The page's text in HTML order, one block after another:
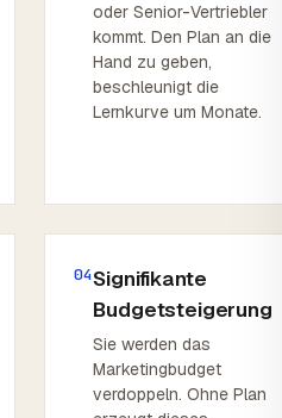
oder Senior-Vertriebler
kommt. Den Plan an die
Hand zu geben,
beschleunigt die
Lernkurve um Monate.
04Signifikante
Budgetsteigerung
Sie werden das
Marketingbudget
verdoppeln. Ohne Plan